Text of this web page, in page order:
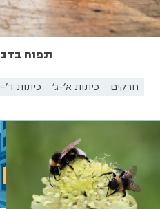
תפוח
חרקים כיתות א'-ג' כיתות ד'-